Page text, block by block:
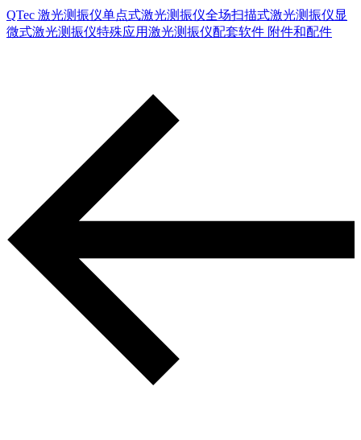
QTec 激光测振仪单点式激光测振仪全场扫描式激光测振仪显
微式激光测振仪特殊应用激光测振仪配套软件 附件和配件